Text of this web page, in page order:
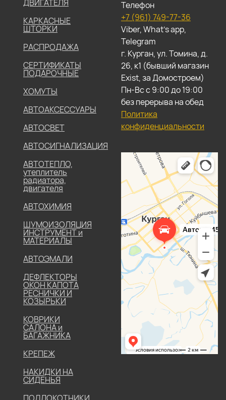
ДВИГАТЕЛЯ
КАРКАСНЫЕ
ШТОРКИ
РАСПРОДАЖА
СЕРТИФИКАТЫ
ПОДАРОЧНЫЕ
ХОМУТЫ
АВТОАКСЕССУАРЫ
АВТОСВЕТ
АВТОСИГНАЛИЗАЦИЯ
АВТОТЕПЛО,
утеплитель
радиатора,
двигателя
АВТОХИМИЯ
ШУМОИЗОЛЯЦИЯ
ИНСТРУМЕНТ и
МАТЕРИАЛЫ
АВТОЭМАЛИ
ДЕФЛЕКТОРЫ
ОКОН КАПОТА
РЕСНИЧКИ И
КОЗЫРЬКИ
КОВРИКИ
САЛОНА и
БАГАЖНИКА
КРЕПЕЖ
НАКИДКИ НА
СИДЕНЬЯ
Телефон
+7 (961) 749-77-36
Viber, What's app,
Telegram
г. Курган, ул. Томина, д.
26, к1 (бывший магазин
Exist, за Домостроем)
Пн-Вс с 9:00 до 19:00
без перерыва на обед
Политика
конфиденциальности